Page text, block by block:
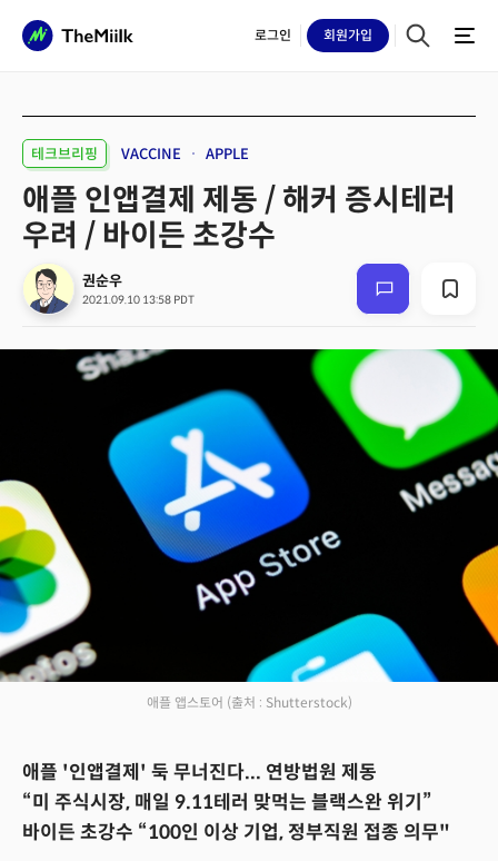
로그인 회원가입
테크브리핑 VACCINE APPLE
애플 인앱결제 제동 / 해커 증시테러
우려 / 바이든 초강수
권순우
2021.09.10 13:58 PDT
애플 앱스토어 (출처 : Shutterstock)
애플 '인앱결제' 둑 무너진다... 연방법원 제동
“미 주식시장, 매일 9.11테러 맞먹는 블랙스완 위기”
바이든 초강수 “100인 이상 기업, 정부직원 접종 의무"